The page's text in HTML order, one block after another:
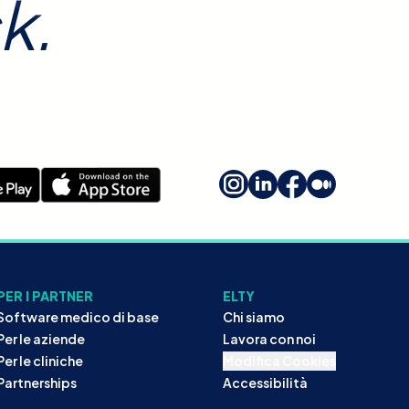
I PARTNER
medico di base
le aziende
le cliniche
ELTY
Chi siamo
Lavora con noi
Accessibilità